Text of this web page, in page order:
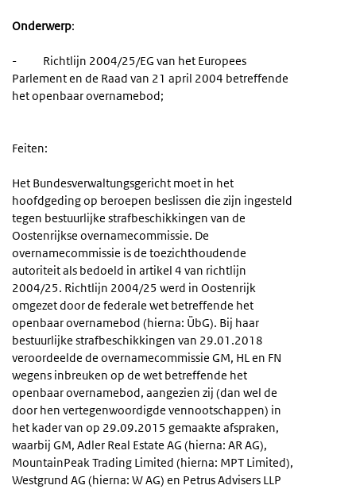
Onderwerp:
- Richtlijn 2004/25/EG van het Europees
Parlement en de Raad van 21 april 2004 betreffende
het openbaar overnamebod;
Feiten:
Het Bundesverwaltungsgericht moet in het
hoofdgeding op beroepen beslissen die zijn ingesteld
tegen bestuurlijke strafbeschikkingen van de
Oostenrijkse overnamecommissie. De
overnamecommissie is de toezichthoudende
autoriteit als bedoeld in artikel 4 van richtlijn
2004/25. Richtlijn 2004/25 werd in Oostenrijk
omgezet door de federale wet betreffende het
openbaar overnamebod (hierna: ÜbG). Bij haar
bestuurlijke strafbeschikkingen van 29.01.2018
veroordeelde de overnamecommissie GM, HL en FN
wegens inbreuken op de wet betreffende het
openbaar overnamebod, aangezien zij (dan wel de
door hen vertegenwoordigde vennootschappen) in
het kader van op 29.09.2015 gemaakte afspraken,
waarbij GM, Adler Real Estate AG (hierna: AR AG),
MountainPeak Trading Limited (hierna: MPT Limited),
Westgrund AG (hierna: W AG) en Petrus Advisers LLP